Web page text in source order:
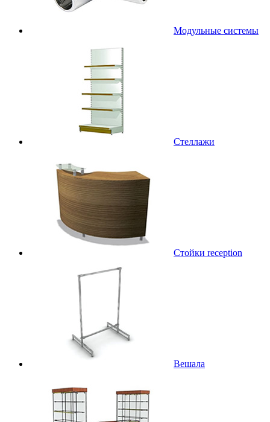
Модульные системы
Стеллажи
Стойки reception
Вешала